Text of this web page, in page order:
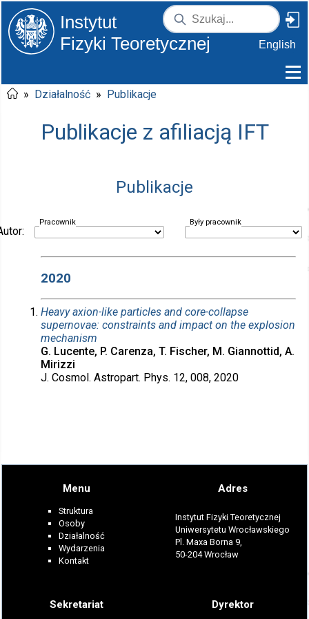
Instytut
Fizyki Teoretycznej
English
» Działalność » Publikacje
Publikacje z afiliacją IFT
Publikacje
Pracownik Były pracownik
2020
Heavy axion-like particles and core-collapse
supernovae: constraints and impact on the explosion
mechanism
G. Lucente, P. Carenza, T. Fischer, M. Giannottid, A.
Mirizzi
J. Cosmol. Astropart. Phys. 12, 008, 2020
Menu
Struktura
Osoby
Działalność
Wydarzenia
Kontakt
Adres
Instytut Fizyki Teoretycznej
Uniwersytetu Wrocławskiego
Pl. Maxa Borna 9,
50-204 Wrocław
Sekretariat Dyrektor